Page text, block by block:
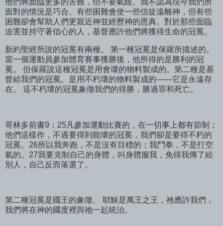
他們將面臨更多的苦難，但不要氣餒。我不認為現今我們所
面對的情況是巧合。有些困難會使一些信徒遠離神，但有些
困難卻會幫助人們更親近神並經歷神的恩典。對於那些面臨
迫害並持守著信心的人，基督應許他們將獲得生命的冠冕。
新約聖經所說的冠冕有兩種。 第一種冠冕是保羅所描述的。
當一個運動員參加體育賽事獲勝後，他所得的是勝利的冠
冕。 但保羅說這種冠冕是用會壞的物料製成的。第二種是基
督給我們的冠冕。是用不朽壞的物料製成的——它是永遠存
在。 這不朽壞的冠冕象徵我們的得勝，勝過罪和死亡。
哥林多前書9：25凡參加運動比賽的，在一切事上都有節制；
他們這樣作，不過要得到能壞的冠冕，我們卻是要得不朽的
冠冕。26所以我奔跑，不是沒有目標的；我鬥拳，不是打空
氣的。27我要克制自己的身體，叫身體服我，免得我傳了給
別人，自己反而落選了。
第二種冠冕是國王的象徵。 耶穌是萬王之王，祂應許我們，
我們將在神的國度裡與祂一起統治。